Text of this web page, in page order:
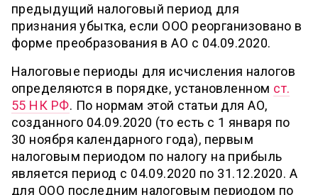
предыдущий налоговый период для
признания убытка, если ООО реорганизовано в
форме преобразования в АО с 04.09.2020.
Налоговые периоды для исчисления налогов
определяются в порядке, установленном ст.
55 НК РФ. По нормам этой статьи для АО,
созданного 04.09.2020 (то есть с 1 января по
30 ноября календарного года), первым
налоговым периодом по налогу на прибыль
является период с 04.09.2020 по 31.12.2020. А
для ООО последним налоговым периодом по